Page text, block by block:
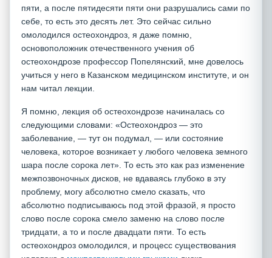
пяти, а после пятидесяти пяти они разрушались сами по
себе, то есть это десять лет. Это сейчас сильно
омолодился остеохондроз, я даже помню,
основоположник отечественного учения об
остеохондрозе профессор Попелянский, мне довелось
учиться у него в Казанском медицинском институте, и он
нам читал лекции.
Я помню, лекция об остеохондрозе начиналась со
следующими словами: «Остеохондроз — это
заболевание, — тут он подумал, — или состояние
человека, которое возникает у любого человека земного
шара после сорока лет». То есть это как раз изменение
межпозвоночных дисков, не вдаваясь глубоко в эту
проблему, могу абсолютно смело сказать, что
абсолютно подписываюсь под этой фразой, я просто
слово после сорока смело заменю на слово после
тридцати, а то и после двадцати пяти. То есть
остеохондроз омолодился, и процесс существования